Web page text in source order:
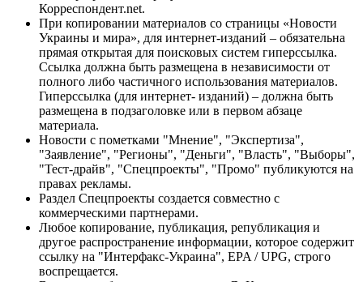
Корреспондент.net.
При копировании материалов со страницы «Новости
Украины и мира», для интернет-изданий – обязательна
прямая открытая для поисковых систем гиперссылка.
Ссылка должна быть размещена в независимости от
полного либо частичного использования материалов.
Гиперссылка (для интернет- изданий) – должна быть
размещена в подзаголовке или в первом абзаце
материала.
Новости с пометками "Мнение", "Экспертиза",
"Заявление", "Регионы", "Деньги", "Власть", "Выборы",
"Тест-драйв", "Спецпроекты", "Промо" публикуются на
правах рекламы.
Раздел Спецпроекты создается совместно с
коммерческими партнерами.
Любое копирование, публикация, републикация и
другое распространение информации, которое содержит
ссылку на "Интерфакс-Украина", EPA / UPG, строго
воспрещается.